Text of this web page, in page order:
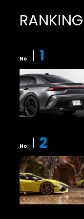
RANKING
No 1
No 2